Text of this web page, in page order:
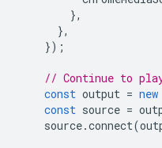
},
},
});
// Continue to
const output = new
const source =
source.connect(